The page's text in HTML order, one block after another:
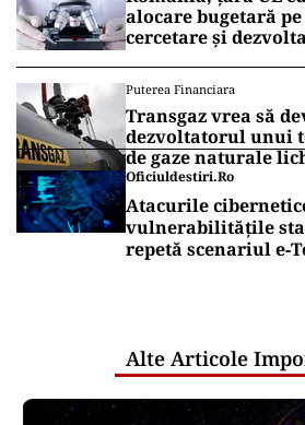
EDUCAȚIE
Bacalaureat 2026:
al sesiunii de
orale la rezultate
EDUCAȚIE
Calendar an școlar
încep și se termină
de învățământ
cercetare și
Puterea Financiara